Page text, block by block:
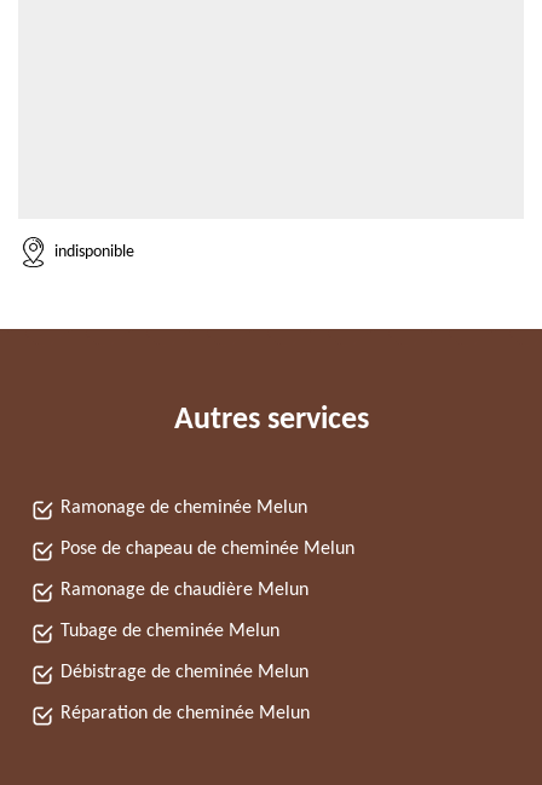
indisponible
Autres services
Ramonage de cheminée Melun
Pose de chapeau de cheminée Melun
Ramonage de chaudière Melun
Tubage de cheminée Melun
Débistrage de cheminée Melun
Réparation de cheminée Melun